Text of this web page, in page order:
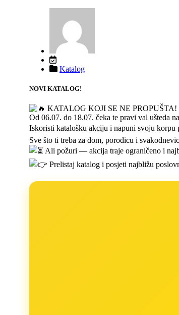
Katalog
NOVI KATALOG!
KATALOG KOJI SE NE PROPUŠTA!
Od 06.07. do 18.07. čeka te pravi val ušteda
Iskoristi katalošku akciju i napuni svoju korpu
Sve što ti treba za dom, porodicu i
Ali požuri — akcija traje ograničeno i
Prelistaj katalog i posjeti najbližu